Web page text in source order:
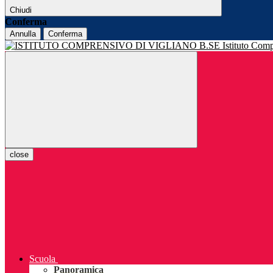
Chiudi
Conferma
Annulla Conferma
Istituto
close
Scuola
Panoramica